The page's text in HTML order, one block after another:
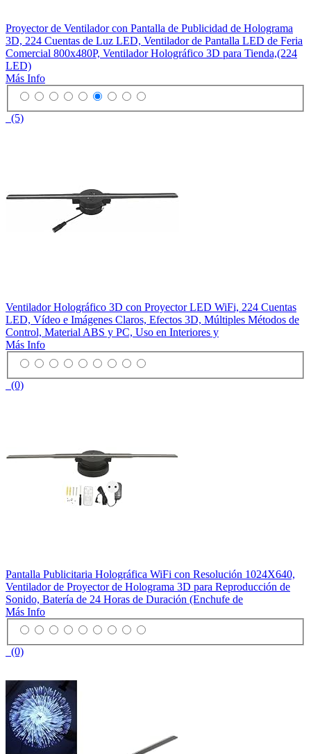
Proyector de Ventilador con Pantalla de Publicidad de Holograma
3D, 224 Cuentas de Luz LED, Ventilador de Pantalla LED de Feria
Comercial 800x480P, Ventilador Holográfico 3D para Tienda,(224
LED)
Más Info
(5)
Ventilador Holográfico 3D con Proyector LED WiFi, 224 Cuentas
LED, Vídeo e Imágenes Claros, Efectos 3D, Múltiples Métodos de
Control, Material ABS y PC, Uso en Interiores y
Más Info
(0)
Pantalla Publicitaria Holográfica WiFi con Resolución 1024X640,
Ventilador de Proyector de Holograma 3D para Reproducción de
Sonido, Batería de 24 Horas de Duración (Enchufe de
Más Info
(0)